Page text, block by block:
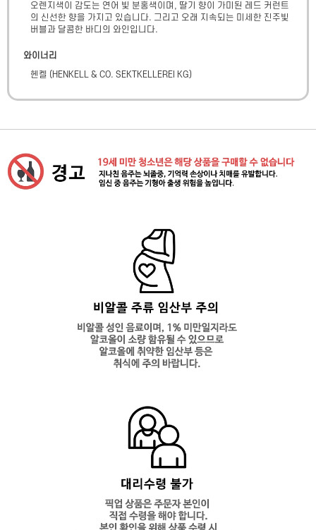
오렌지색이 감도는 연어 빛 분홍색이며, 딸기 향이 가미된 레드 커런트
의 신선한 향을 가지고 있습니다. 그리고 오래 지속되는 미세한 진주빛
버블과 달콤한 바디의 와인입니다.
와이너리
헨켈 ( HENKELL & CO. SEKTKELLEREI KG)